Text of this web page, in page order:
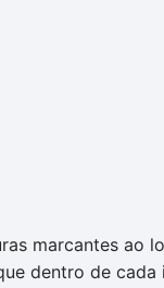
marcantes ao
dentro de